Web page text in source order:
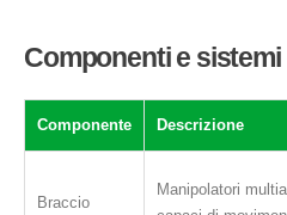
Componenti e
Componente Descrizione
Braccio
Manipolatori